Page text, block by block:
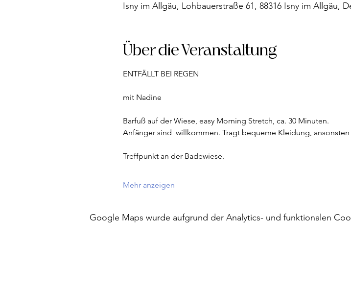
Isny im Allgäu, Lohbauerstraße 61, 88316 Isny im Allgäu,
Über die Veranstaltung
ENTFÄLLT BEI REGEN
mit Nadine
Barfuß auf der Wiese, easy Morning Stretch, ca. 30 Minuten.
Anfänger sind  willkommen. Tragt bequeme Kleidung,
Treffpunkt an der Badewiese.
Mehr anzeigen
Google Maps wurde aufgrund der Analytics- und funktionalen